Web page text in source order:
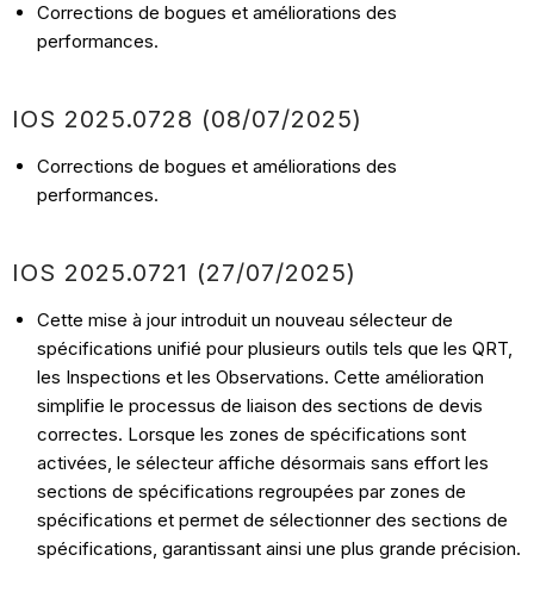
Corrections de bogues et améliorations des
performances.
IOS 2025.0728 (08/07/2025)
Corrections de bogues et améliorations des
performances.
IOS 2025.0721 (27/07/2025)
Cette mise à jour introduit un nouveau sélecteur de
spécifications unifié pour plusieurs outils tels que les QRT,
les Inspections et les Observations. Cette amélioration
simplifie le processus de liaison des sections de devis
correctes. Lorsque les zones de spécifications sont
activées, le sélecteur affiche désormais sans effort les
sections de spécifications regroupées par zones de
spécifications et permet de sélectionner des sections de
spécifications, garantissant ainsi une plus grande précision.